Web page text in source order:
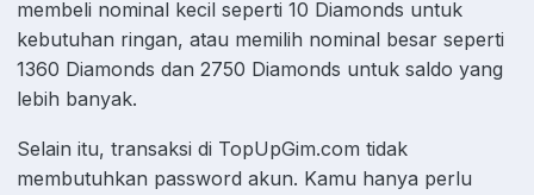
membeli nominal kecil seperti 10 Diamonds untuk
kebutuhan ringan, atau memilih nominal besar seperti
1360 Diamonds dan 2750 Diamonds untuk saldo yang
lebih banyak.
Selain itu, transaksi di TopUpGim.com tidak
membutuhkan password akun. Kamu hanya perlu